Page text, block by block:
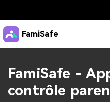
Produits phares
Utilité
Aperçu
Solutions
FamiSafe
FamiSafe
Fonctionnalités
FamiSafe -
contrôle